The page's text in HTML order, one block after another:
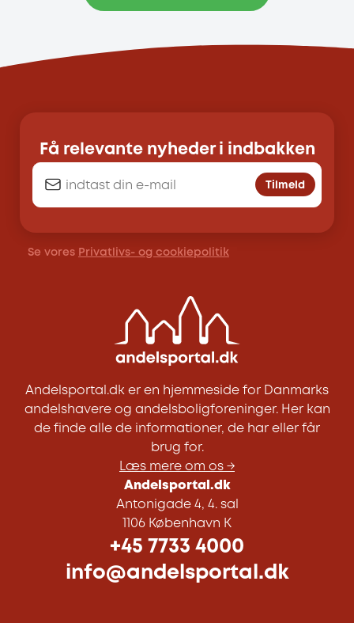
Få relevante nyheder i indbakken
Tilmeld
Se vores Privatlivs- og cookiepolitik
Andelsportal.dk er en hjemmeside for Danmarks
andelshavere og andelsboligforeninger. Her kan
de finde alle de informationer, de har eller får
brug for.
Læs mere om os →
Andelsportal.dk
Antonigade 4, 4. sal
1106 København K
+45 7733 4000
info@andelsportal.dk